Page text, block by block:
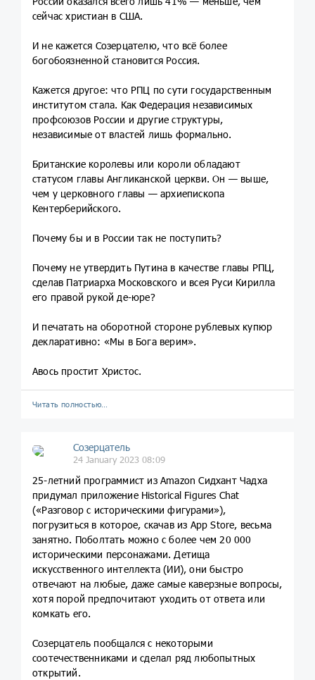
сейчас христиан в США.
И не кажется Созерцателю, что всё более
богобоязненной становится Россия.
Кажется другое: что РПЦ по сути государственным
институтом стала. Как Федерация независимых
профсоюзов России и другие структуры,
независимые от властей лишь формально.
Британские королевы или короли обладают
статусом главы Англиканской церкви. Он — выше,
чем у церковного главы — архиепископа
Кентерберийского.
Почему бы и в России так не поступить?
Почему не утвердить Путина в качестве главы РПЦ,
сделав Патриарха Московского и всея Руси Кирилла
его правой рукой де-юре?
И печатать на оборотной стороне рублевых купюр
декларативно: «Мы в Бога верим».
Авось простит Христос.
Читать полностью…
Созерцатель
24 January 2023 08:09
25-летний программист из Amazon Сидхант Чадха
придумал приложение Historical Figures Chat
(«Разговор с историческими фигурами»),
погрузиться в которое, скачав из App Store, весьма
занятно. Поболтать можно с более чем 20 000
историческими персонажами. Детища
искусственного интеллекта (ИИ), они быстро
отвечают на любые, даже самые каверзные вопросы,
хотя порой предпочитают уходить от ответа или
комкать его.
Созерцатель пообщался с некоторыми
соотечественниками и сделал ряд любопытных
открытий.